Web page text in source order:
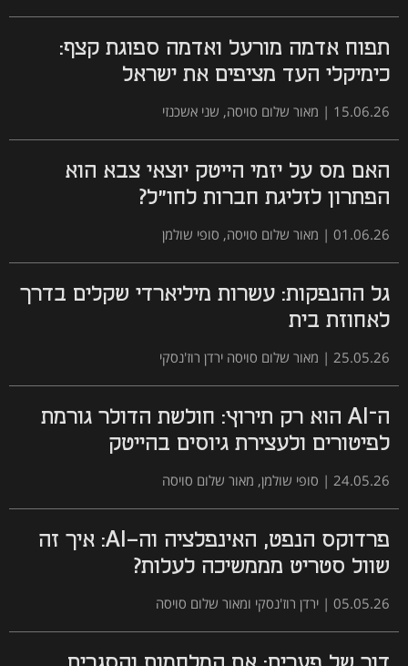
תפוח אדמה מורעל ואדמה ספוגת קצף:
כימיקלי העד מציפים את ישראל
15.06.26
| מאור שלום סויסה, שני אשכנזי
האם מס על יזמי הייטק יוצאי צבא הוא
הפתרון לזליגת חברות לחו"ל?
01.06.26
| מאור שלום סויסה, סופי שולמן
גל ההנפקות: עשרות מיליארדי שקלים בדרך
לאחוזת בית
25.05.26
| מאור שלום סויסה ירדן רוז'נסקי
ה־AI הוא רק תירוץ: חולשת הדולר גורמת
לפיטורים ולעצירת גיוסים בהייטק
24.05.26
| סופי שולמן, מאור שלום סויסה
פרדוקס הנפט, האינפלציה וה-AI: איך זה
שוול סטריט מממשיכה לעלות?
05.05.26
| ירדן רוז'נסקי ומאור שלום סויסה